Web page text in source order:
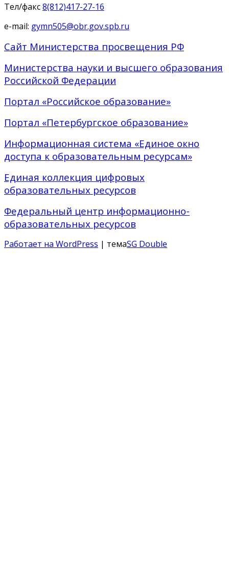
Тел/факс8(812)417-27-16
e-mail: gymn505@obr.gov.spb.ru
Сайт Министерства просвещения РФ
Министерства науки и высшего образования
Российской Федерации
Портал «Российское образование»
Портал «Петербургское образование»
Информационная система «Единое окно
доступа к образовательным ресурсам»
Единая коллекция цифровых
образовательных ресурсов
Федеральный центр информационно-
образовательных ресурсов
Работает на WordPress | темаSG Double